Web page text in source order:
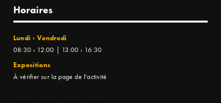
Horaires
Lundi › Vendredi
08:30 › 12:00 | 13:00 › 16:30
Expositions
À vérifier sur la page de l'activité